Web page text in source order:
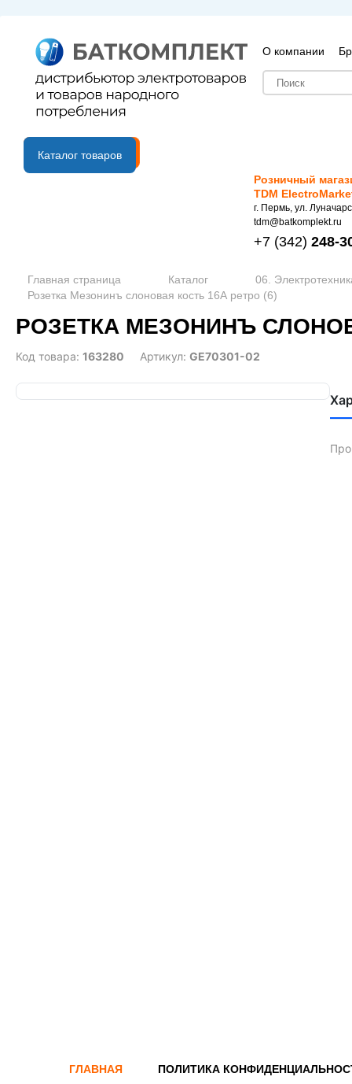
О компании
B2B портал
Каталог товаров
Розничный
TDM
г. Пермь, ул.
tdm@batkomplekt.ru
+7 (342) 248-
Главная страница Каталог
06.
Розетка Мезонинъ слоновая кость 16А ретро (6)
РОЗЕТКА МЕЗОНИНЪ
Код товара: 163280 Артикул: GE70301-02
ГЛАВНАЯ ПОЛИТИКА